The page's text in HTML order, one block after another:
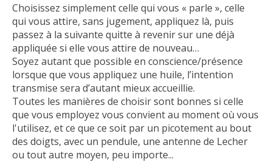
Choisissez simplement celle qui vous « parle », celle
qui vous attire, sans jugement, appliquez là, puis
passez à la suivante quitte à revenir sur une déjà
appliquée si elle vous attire de nouveau…
Soyez autant que possible en conscience/présence
lorsque que vous appliquez une huile, l’intention
transmise sera d’autant mieux accueillie.
Toutes les manières de choisir sont bonnes si celle
que vous employez vous convient au moment où vous
l'utilisez, et ce que ce soit par un picotement au bout
des doigts, avec un pendule, une antenne de Lecher
ou tout autre moyen, peu importe...